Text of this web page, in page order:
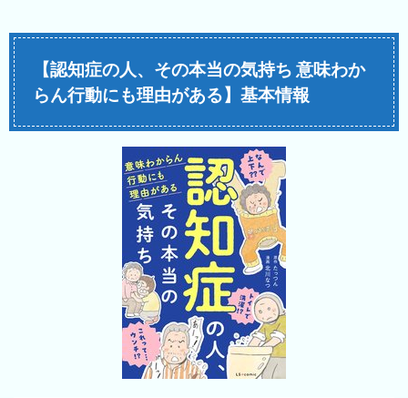
【認知症の人、その本当の気持ち 意味わか
らん行動にも理由がある】基本情報